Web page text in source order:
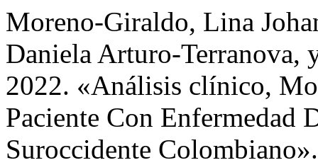
Moreno-Giraldo, Lina
Daniela Arturo-Terranova,
2022. «Análisis clínico,
Paciente Con Enfermedad
Suroccidente